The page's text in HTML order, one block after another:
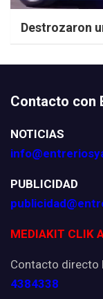
Destrozaron
Contacto con
NOTICIAS
PUBLICIDAD
MEDIAKIT CLIK
Contacto directo
4384338